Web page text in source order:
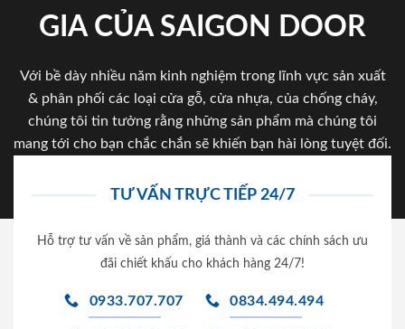
GIA CỦA SAIGON DOOR
Với bề dày nhiều năm kinh nghiệm trong lĩnh vực sản xuất
& phân phối các loại cửa gỗ, cửa nhựa, của chống cháy,
chúng tôi tin tưởng rằng những sản phẩm mà chúng tôi
mang tới cho bạn chắc chắn sẽ khiến bạn hài lòng tuyệt đối.
TƯ VẤN TRỰC TIẾP 24/7
Hỗ trợ tư vấn về sản phẩm, giá thành và các chính sách ưu
đãi chiết khấu cho khách hàng 24/7!
0933.707.707 0834.494.494